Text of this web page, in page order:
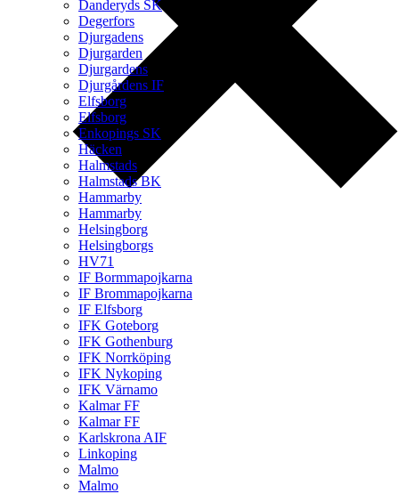
Danderyds SK
Degerfors
Djurgadens
Djurgarden
Djurgardens
Djurgårdens IF
Elfsborg
Elfsborg
Enkopings SK
Häcken
Halmstads
Halmstads BK
Hammarby
Hammarby
Helsingborg
Helsingborgs
HV71
IF Bormmapojkarna
IF Brommapojkarna
IF Elfsborg
IFK Goteborg
IFK Gothenburg
IFK Norrköping
IFK Nykoping
IFK Värnamo
Kalmar FF
Kalmar FF
Karlskrona AIF
Linkoping
Malmo
Malmo